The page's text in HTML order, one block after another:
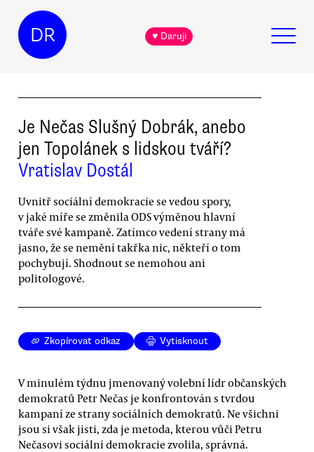
DR ♥ Daruji
Je Nečas Slušný Dobrák, anebo
jen Topolánek s lidskou tváří?
Vratislav Dostál
Uvnitř sociální demokracie se vedou spory,
v jaké míře se změnila ODS výměnou hlavní
tváře své kampaně. Zatímco vedení strany má
jasno, že se nemění takřka nic, někteří o tom
pochybují. Shodnout se nemohou ani
politologové.
Zkopírovat odkaz Vytisknout
V minulém týdnu jmenovaný volební lídr občanských
demokratů Petr Nečas je konfrontován s tvrdou
kampaní ze strany sociálních demokratů. Ne všichni
jsou si však jisti, zda je metoda, kterou vůči Petru
Nečasovi sociální demokracie zvolila, správná.